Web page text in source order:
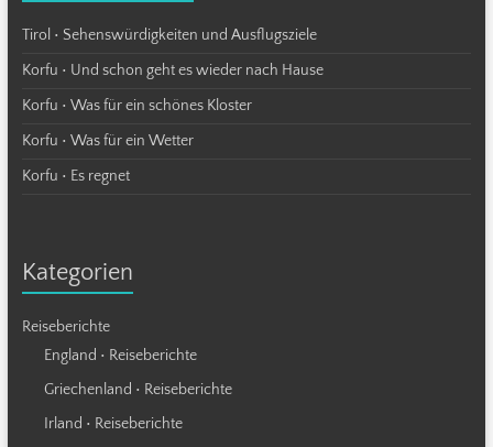
Tirol • Sehenswürdigkeiten und Ausflugsziele
Korfu • Und schon geht es wieder nach Hause
Korfu • Was für ein schönes Kloster
Korfu • Was für ein Wetter
Korfu • Es regnet
Kategorien
Reiseberichte
England • Reiseberichte
Griechenland • Reiseberichte
Irland • Reiseberichte